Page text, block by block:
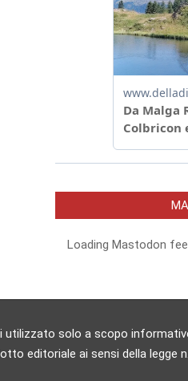
Loading Mastodon
solo a scopo
editoriale ai sensi della legge